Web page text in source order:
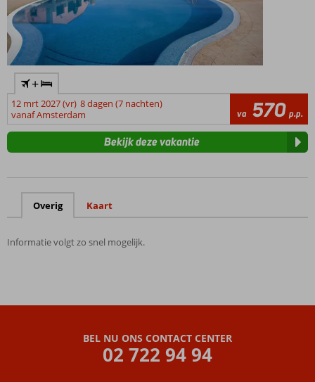
+
12 mrt 2027 (vr) 8 dagen (7 nachten)
vanaf Amsterdam
va 570 p.p.
Bekijk deze vakantie
Overig Kaart
Informatie volgt zo snel mogelijk.
BEL NU ONS CONTACT CENTER
02 722 94 94